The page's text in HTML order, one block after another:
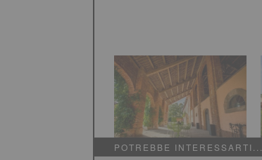
POTREBBE INTERESSARTI...